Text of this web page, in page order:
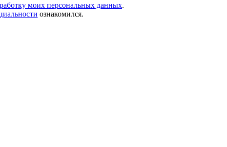
моих персональных данных.
ознакомился.